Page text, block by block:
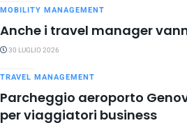
MOBILITY MANAGEMENT
Anche i travel manager
30 LUGLIO 2026
TRAVEL MANAGEMENT
Parcheggio aeroporto
per viaggiatori business